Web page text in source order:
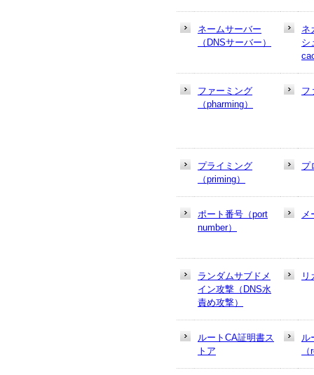
ネームサーバー
（DNSサーバー）
ネ
シ
ファーミング
（pharming）
フ
プライミング
（priming）
プ
ポート番号（port
number）
メ
ランダムサブドメ
イン攻撃（DNS水
責め攻撃）
リ
ルートCA証明書ス
トア
ル